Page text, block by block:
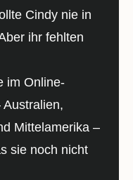
Cindy nie in
ihr fehlten
im Online-
Mittelamerika –
sie noch nicht